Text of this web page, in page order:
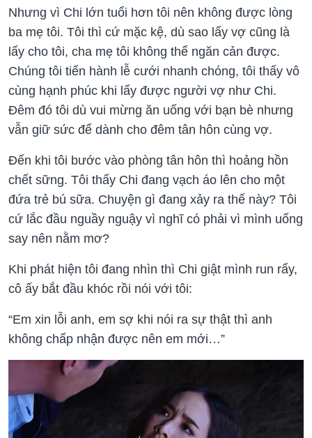
Nhưng vì Chi lớn tuổi hơn tôi nên không được lòng
ba mẹ tôi. Tôi thì cứ mặc kệ, dù sao lấy vợ cũng là
lấy cho tôi, cha mẹ tôi không thể ngăn cản được.
Chúng tôi tiến hành lễ cưới nhanh chóng, tôi thấy vô
cùng hạnh phúc khi lấy được người vợ như Chi.
Đêm đó tôi dù vui mừng ăn uống với bạn bè nhưng
vẫn giữ sức để dành cho đêm tân hôn cùng vợ.
Đến khi tôi bước vào phòng tân hôn thì hoảng hồn
chết sững. Tôi thấy Chi đang vạch áo lên cho một
đứa trẻ bú sữa. Chuyện gì đang xảy ra thế này? Tôi
cứ lắc đầu nguầy nguậy vì nghĩ có phải vì mình uống
say nên nằm mơ?
Khi phát hiện tôi đang nhìn thì Chi giật mình run rẩy,
cô ấy bắt đầu khóc rồi nói với tôi:
“Em xin lỗi anh, em sợ khi nói ra sự thật thì anh
không chấp nhận được nên em mới…”